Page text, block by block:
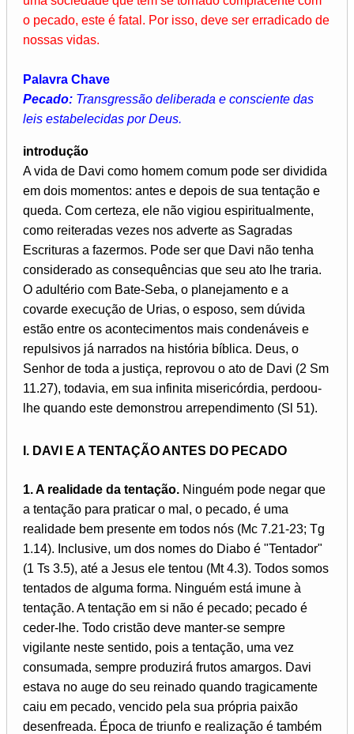
o pecado, este é fatal. Por isso, deve ser erradicado de
nossas vidas.
Palavra Chave
Pecado: Transgressão deliberada e consciente das
leis estabelecidas por Deus.
introdução
A vida de Davi como homem comum pode ser dividida
em dois momentos: antes e depois de sua tentação e
queda. Com certeza, ele não vigiou espiritualmente,
como reiteradas vezes nos adverte as Sagradas
Escrituras a fazermos. Pode ser que Davi não tenha
considerado as consequências que seu ato lhe traria.
O adultério com Bate-Seba, o planejamento e a
covarde execução de Urias, o esposo, sem dúvida
estão entre os acontecimentos mais condenáveis e
repulsivos já narrados na história bíblica. Deus, o
Senhor de toda a justiça, reprovou o ato de Davi (2 Sm
11.27), todavia, em sua infinita misericórdia, perdoou-
lhe quando este demonstrou arrependimento (Sl 51).
I. DAVI E A TENTAÇÃO ANTES DO PECADO
1. A realidade da tentação. Ninguém pode negar que
a tentação para praticar o mal, o pecado, é uma
realidade bem presente em todos nós (Mc 7.21-23; Tg
1.14). Inclusive, um dos nomes do Diabo é "Tentador"
(1 Ts 3.5), até a Jesus ele tentou (Mt 4.3). Todos somos
tentados de alguma forma. Ninguém está imune à
tentação. A tentação em si não é pecado; pecado é
ceder-lhe. Todo cristão deve manter-se sempre
vigilante neste sentido, pois a tentação, uma vez
consumada, sempre produzirá frutos amargos. Davi
estava no auge do seu reinado quando tragicamente
caiu em pecado, vencido pela sua própria paixão
desenfreada. Época de triunfo e realização é também